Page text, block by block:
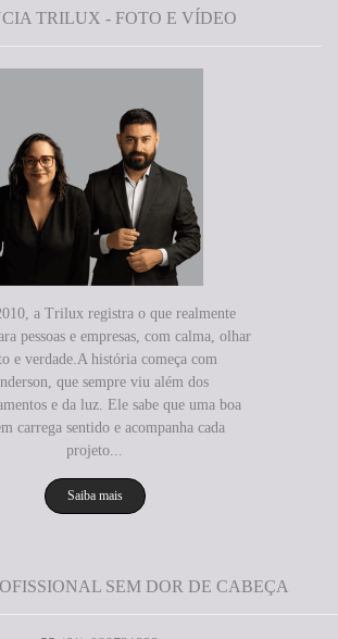
TRILUX - FOTO E VÍDEO
a Trilux registra o que realmente
pessoas e empresas, com calma, olhar
e verdade.A história começa com
que sempre viu além dos
e da luz. Ele sabe que uma boa
carrega sentido e acompanha cada
projeto...
Saiba mais
SEM DOR DE CABEÇA